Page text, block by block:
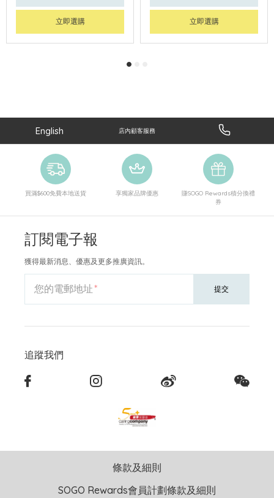
立即選購 立即選購
English 店內顧客服務
買滿$600免費本地送貨 享獨家品牌優惠
賺SOGO Rewards積分換禮
券
訂閱電子報
獲得最新消息、優惠及更多推廣資訊。
您的電郵地址 提交
追蹤我們
條款及細則
SOGO Rewards會員計劃條款及細則